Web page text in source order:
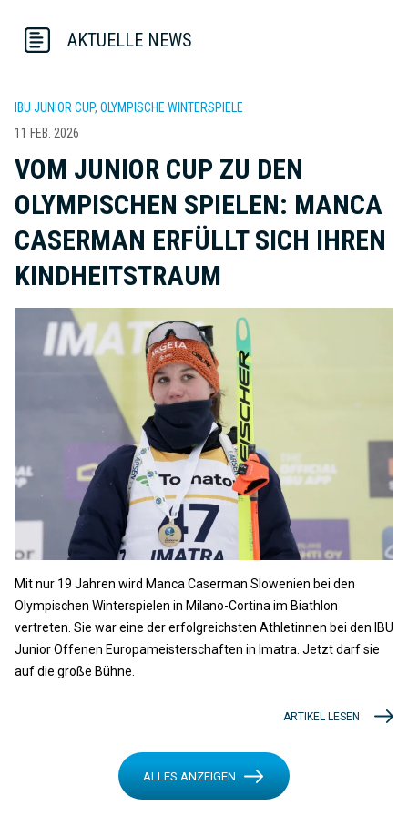
AKTUELLE NEWS
IBU JUNIOR CUP, OLYMPISCHE WINTERSPIELE
11 FEB. 2026
VOM JUNIOR CUP ZU DEN
OLYMPISCHEN SPIELEN: MANCA
CASERMAN ERFÜLLT SICH IHREN
KINDHEITSTRAUM
Mit nur 19 Jahren wird Manca Caserman Slowenien bei den
Olympischen Winterspielen in Milano-Cortina im Biathlon
vertreten. Sie war eine der erfolgreichsten Athletinnen bei den IBU
Junior Offenen Europameisterschaften in Imatra. Jetzt darf sie
auf die große Bühne.
ARTIKEL LESEN
ALLES ANZEIGEN